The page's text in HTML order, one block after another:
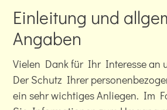
Einleitung und
Angaben
Vielen Dank für Ihr Interesse an
Der Schutz Ihrer
ein sehr wichtiges Anliegen. Im